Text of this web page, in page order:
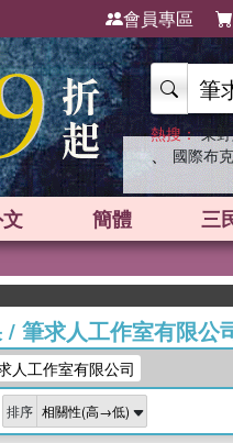
會員專區
熱搜： 東
、 國際布
簡體 三
英
/ 筆求人工作室有限公
人工作室有限公司
排序